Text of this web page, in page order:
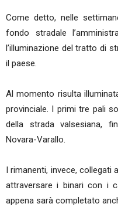
Come detto, nelle
fondo stradale
l’illuminazione del tratto di
il paese.
Al momento risulta
provinciale. I primi tre pali
della strada valsesiana,
Novara-Varallo.
I rimanenti, invece, collegati
attraversare i binari con i
appena sarà completato